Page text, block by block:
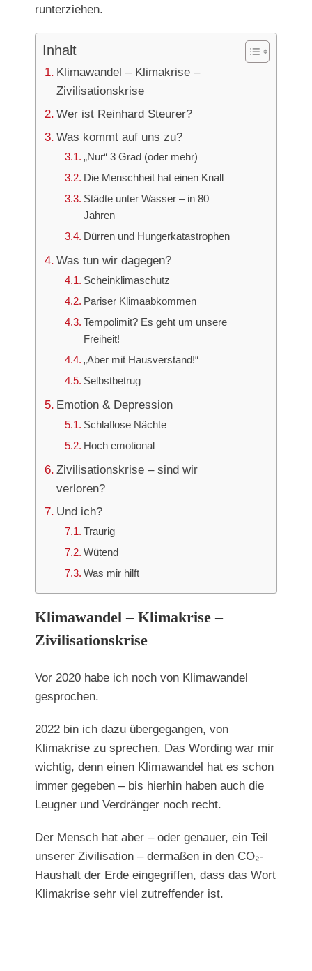
runterziehen.
Inhalt
Klimawandel – Klimakrise –
Zivilisationskrise
Wer ist Reinhard Steurer?
Was kommt auf uns zu?
„Nur“ 3 Grad (oder mehr)
Die Menschheit hat einen Knall
Städte unter Wasser – in 80
Jahren
Dürren und Hungerkatastrophen
Was tun wir dagegen?
Scheinklimaschutz
Pariser Klimaabkommen
Tempolimit? Es geht um unsere
Freiheit!
„Aber mit Hausverstand!“
Selbstbetrug
Emotion & Depression
Schlaflose Nächte
Hoch emotional
Zivilisationskrise – sind wir
verloren?
Und ich?
Traurig
Wütend
Was mir hilft
Klimawandel – Klimakrise –
Zivilisationskrise
Vor 2020 habe ich noch von Klimawandel
gesprochen.
2022 bin ich dazu übergegangen, von
Klimakrise zu sprechen. Das Wording war mir
wichtig, denn einen Klimawandel hat es schon
immer gegeben – bis hierhin haben auch die
Leugner und Verdränger noch recht.
Der Mensch hat aber – oder genauer, ein Teil
unserer Zivilisation – dermaßen in den CO₂-
Haushalt der Erde eingegriffen, dass das Wort
Klimakrise sehr viel zutreffender ist.